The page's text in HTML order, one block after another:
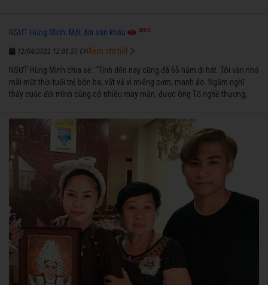
NSƯT Hùng Minh: Một đời sân khấu 4884
12/04/2022 12:05:23 CH
NSƯT Hùng Minh chia sẻ: “Tính đến nay cũng đã 65 năm đi hát. Tôi vẫn nhớ
mãi một thời tuổi trẻ bôn ba, vất vả vì miếng cơm, manh áo. Ngẫm nghĩ
thấy cuộc đời mình cũng có nhiều may mắn, được ông Tổ nghề thương,
ngược nhận được những cơ may để từng bước thành danh với nghiệp ca
diễn”.
Xem chi tiết